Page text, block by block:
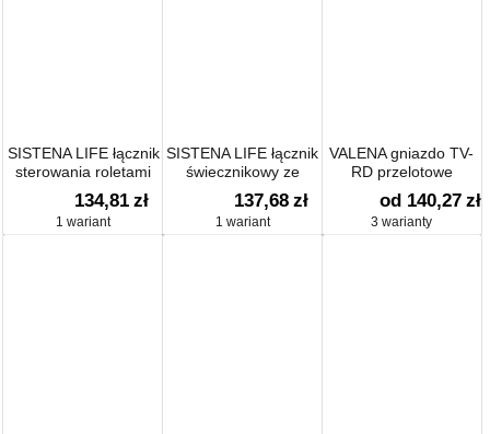
SISTENA LIFE łącznik
sterowania roletami
134,81 zł
1 wariant
SISTENA LIFE łącznik
świecznikowy ze
wskaźnikiem
przepływu prądu
137,68 zł
1 wariant
VALENA gniazdo TV-
RD przelotowe
od 140,27 zł
3 warianty